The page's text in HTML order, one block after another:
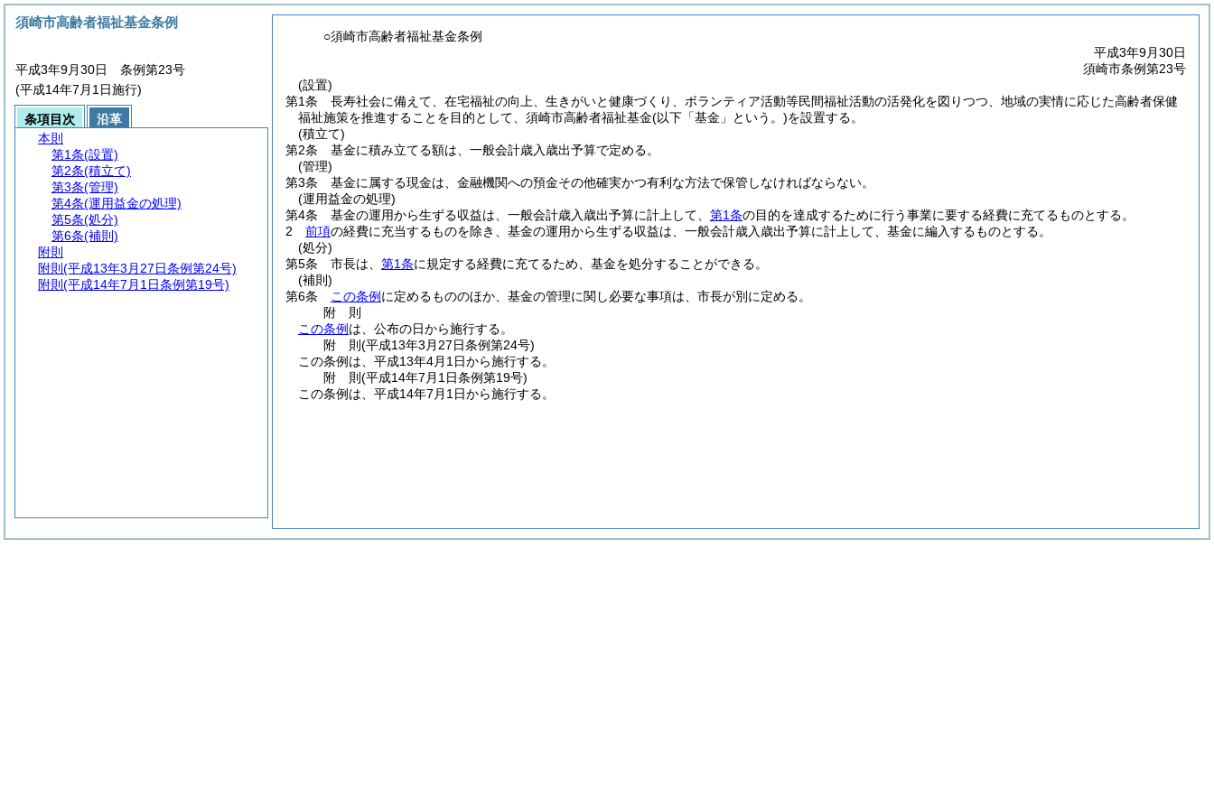
○須崎市高齢者福祉基金条例
平成3年9月30日
須崎市条例第23号
(設置)
第1条
長寿社会に備えて、在宅福祉の向上、生きがいと健康づくり、ボランティア活動等民間福祉活動の活発化を図りつつ、地域の実情に応じた高齢者保健
福祉施策を推進することを目的として、須崎市高齢者福祉基金(以下「基金」という。)を設置する。
(積立て)
第2条
基金に積み立てる額は、一般会計歳入歳出予算で定める。
(管理)
第3条
基金に属する現金は、金融機関への預金その他確実かつ有利な方法で保管しなければならない。
(運用益金の処理)
第4条
基金の運用から生ずる収益は、一般会計歳入歳出予算に計上して、 第1条の目的を達成するために行う事業に要する経費に充てるものとする。
2
前項の経費に充当するものを除き、基金の運用から生ずる収益は、一般会計歳入歳出予算に計上して、基金に編入するものとする。
(処分)
第5条
市長は、 第1条に規定する経費に充てるため、基金を処分することができる。
(補則)
第6条
この条例 に定めるもののほか、基金の管理に関し必要な事項は、市長が別に定める。
附 則
この条例 は、公布の日から施行する。
附 則(平成13年3月27日条例第24号)
この条例は、平成13年4月1日から施行する。
附 則(平成14年7月1日条例第19号)
この条例は、平成14年7月1日から施行する。
須崎市高齢者福祉基金条例
平成3年9月30日 条例第23号
(平成14年7月1日施行)
条項目次
沿革
本則
第1条(設置)
第2条(積立て)
第3条(管理)
第4条(運用益金の処理)
第5条(処分)
第6条(補則)
附則
附則 (平成13年3月27日条例第24号)
附則 (平成14年7月1日条例第19号)